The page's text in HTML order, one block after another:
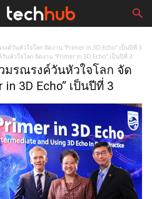
งค์วันหัวใจโลก จัดงาน “Primer in 3D Echo” เป็นปีที่ 3
นหัวใจโลก จัดงาน “Primer in 3D Echo” เป็นปีที่ 3
มรณรงค์วันหัวใจโลก จัด
in 3D Echo” เป็นปีที่ 3